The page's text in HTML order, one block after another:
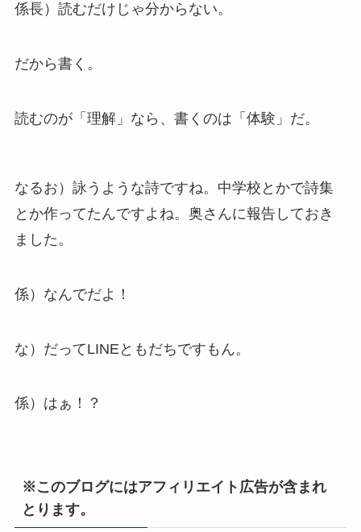
係長）読むだけじゃ分からない。
だから書く。
読むのが「理解」なら、書くのは「体験」だ。
なるお）詠うような詩ですね。中学校とかで詩集
とか作ってたんですよね。奥さんに報告しておき
ました。
係）なんでだよ！
な）だってLINEともだちですもん。
係）はぁ！？
※このブログにはアフィリエイト広告が含まれ
とります。